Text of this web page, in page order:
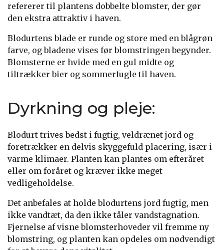
refererer til plantens dobbelte blomster, der gør
den ekstra attraktiv i haven.
Blodurtens blade er runde og store med en blågrøn
farve, og bladene vises før blomstringen begynder.
Blomsterne er hvide med en gul midte og
tiltrækker bier og sommerfugle til haven.
Dyrkning og pleje:
Blodurt trives bedst i fugtig, veldrænet jord og
foretrækker en delvis skyggefuld placering, især i
varme klimaer. Planten kan plantes om efteråret
eller om foråret og kræver ikke meget
vedligeholdelse.
Det anbefales at holde blodurtens jord fugtig, men
ikke vandtæt, da den ikke tåler vandstagnation.
Fjernelse af visne blomsterhoveder vil fremme ny
blomstring, og planten kan opdeles om nødvendigt